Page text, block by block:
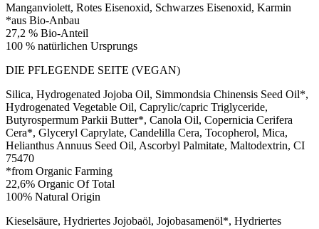
Manganviolett, Rotes Eisenoxid, Schwarzes Eisenoxid, Karmin
*aus Bio-Anbau
27,2 % Bio-Anteil
100 % natürlichen Ursprungs
DIE PFLEGENDE SEITE (VEGAN)
Silica, Hydrogenated Jojoba Oil, Simmondsia Chinensis Seed Oil*,
Hydrogenated Vegetable Oil, Caprylic/capric Triglyceride,
Butyrospermum Parkii Butter*, Canola Oil, Copernicia Cerifera
Cera*, Glyceryl Caprylate, Candelilla Cera, Tocopherol, Mica,
Helianthus Annuus Seed Oil, Ascorbyl Palmitate, Maltodextrin, CI
75470
*from Organic Farming
22,6% Organic Of Total
100% Natural Origin
Kieselsäure, Hydriertes Jojobaöl, Jojobasamenöl*, Hydriertes